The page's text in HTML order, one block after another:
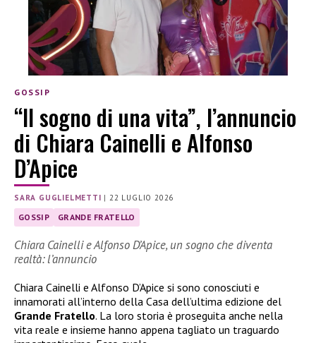
GOSSIP
“Il sogno di una vita”, l’annuncio
di Chiara Cainelli e Alfonso
D’Apice
SARA GUGLIELMETTI | 22 LUGLIO 2026
GOSSIP GRANDE FRATELLO
Chiara Cainelli e Alfonso D’Apice, un sogno che diventa
realtà: l’annuncio
Chiara Cainelli e Alfonso D’Apice si sono conosciuti e
innamorati all’interno della Casa dell’ultima edizione del
Grande Fratello. La loro storia è proseguita anche nella
vita reale e insieme hanno appena tagliato un traguardo